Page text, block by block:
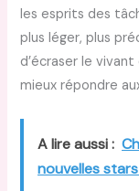
les esprits des
plus léger, plus
d’écraser le
mieux répondre
A lire aussi :
nouvelles